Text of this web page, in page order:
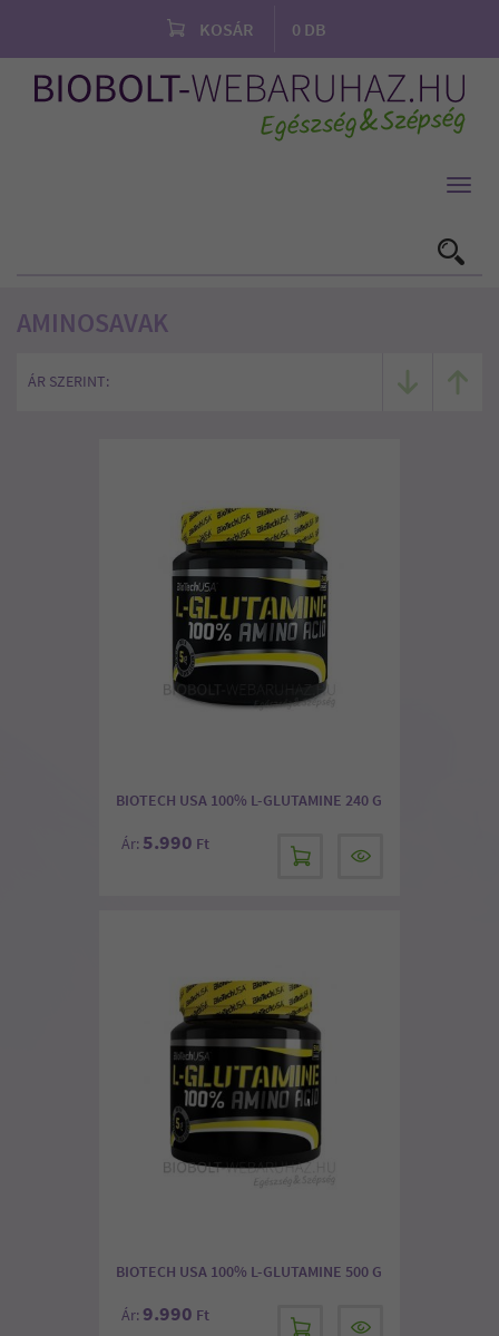
KOSÁR 0 DB
AMINOSAVAK
ÁR SZERINT:
BIOTECH USA 100% L-GLUTAMINE 240 G
Ár: 5.990 Ft
BIOTECH USA 100% L-GLUTAMINE 500 G
Ár: 9.990 Ft